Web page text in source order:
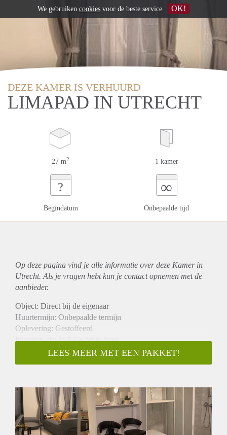
DEZE KAMER IS VERHUURD
LIMAPAD IN UTRECHT
27 m2 1 kamer
?
Begindatum
∞
Onbepaalde tijd
Op deze pagina vind je alle informatie over deze Kamer in
Utrecht. Als je vragen hebt kun je contact opnemen met de
aanbieder.
Object: Direct bij de eigenaar
Huurtermijn: Onbepaalde termijn
Oplevering: Gestoffeerd
Inkomen eis: Ja 2,7 x bruto huur
Garantiestelling mogelijk: Ja
Borg: 1 maand
Gedeelde keuken: Nee
Gedeelde Douche: Nee
Gedeelde woonkamer: Nee
Huisgenoten: Nee
LEES MEER MET EEN PAKKET!
We gebruiken cookies voor de beste service OK!